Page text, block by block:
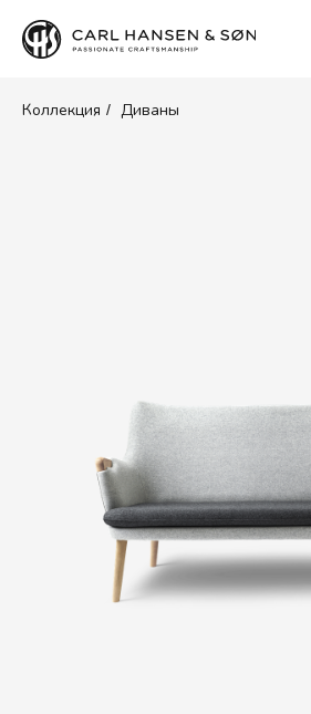
Коллекция / Диваны